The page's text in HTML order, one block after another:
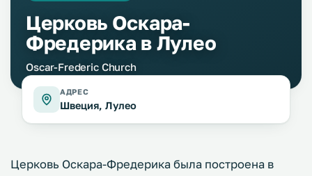
Церковь Оскара-
Фредерика в Лулео
Oscar-Frederic Church
АДРЕС
Швеция, Лулео
Церковь Оскара-Фредерика была построена в